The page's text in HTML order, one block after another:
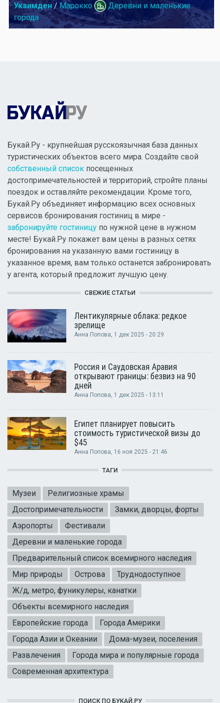
Укаимден/ Марокко
Деревни и маленькие
города
Букай.Ру - крупнейшая русскоязычная база данных
туристических объектов всего мира. Создайте свой
собственный список посещенных
достопримечательностей и территорий, стройте планы
поездок и оставляйте рекомендации. Кроме того,
Букай.Ру объединяет информацию всех основных
сервисов бронирования гостиниц в мире -
забронируйте гостиницу по нужной цене в нужном
месте! Букай.Ру покажет вам цены в разных сетях
бронирования на указанную вами гостиницу в
указанное время, вам только останется забронировать
у агента, который предложит лучшую цену.
СВЕЖИЕ СТАТЬИ
Лентикулярные облака: редкое
зрелище
Анна Попова, 1 дек 2025 - 20:29
Россия и Саудовская Аравия
открывают границы: безвиз на 90
дней
Анна Попова, 1 дек 2025 - 13:11
Египет планирует повысить
стоимость туристической визы до
$45
Анна Попова, 16 ноя 2025 - 21:46
ТАГИ
Музеи
Религиозные храмы
Достопримечательности
Замки, дворцы, форты
Аэропорты
Фестивали
Деревни и маленькие города
Предварительный список всемирного наследия
Мир природы
Острова
Труднодоступное
Ж/д, метро, фуникулеры, канатки
Объекты всемирного наследия
Европейские города
Города Америки
Города Азии и Океании
Дома-музеи, поселения
Развлечения
Города мира и популярные города
Современная архитектура
ПОИСК ПО БУКАЙ.РУ